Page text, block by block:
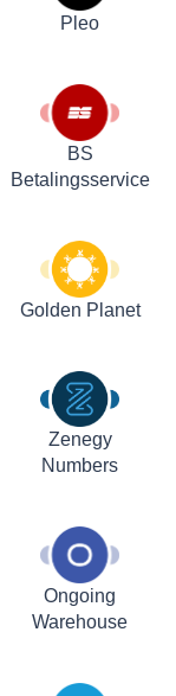
Pleo
BS
Betalingsservice
Golden Planet
Zenegy
Numbers
Ongoing
Warehouse